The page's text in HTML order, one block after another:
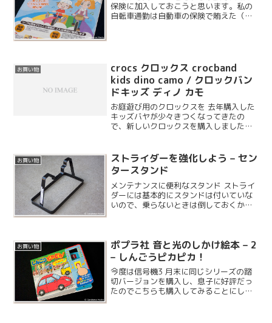
保険に加入しておこうと思います。私の
自転車通勤は自動車の保険で賄えた（電
お買い物
crocs クロックス crocband
kids dino camo / クロックバン
ドキッズ ディノ カモ
お庭遊び用のクロックスを 去年購入した
キッズバヤが少々きつくなってきたの
で、新しいクロックスを購入しました。
なります。クロックスは基本的にはお庭
用で、おでかけにはす...
お買い物
ストライダーを強化しよう – セン
タースタンド
メンテナンスに便利なスタンド ストライ
ダーには基本的にスタンドは付いていな
いので、乗らないときは倒しておくか、
お買い物
ポプラ社 音と光のしかけ絵本 – 2
– しんごうピカピカ！
今度は信号機3 月末に同じシリーズの踏
切バージョンを購入し、息子に好評だっ
たのでこちらも購入してみることにしま